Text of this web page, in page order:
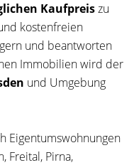
Kaufpreiszu
kostenfreien
und beantworten
Immobilien wird der
und Umgebung
Eigentumswohnungen
Freital, Pirna,